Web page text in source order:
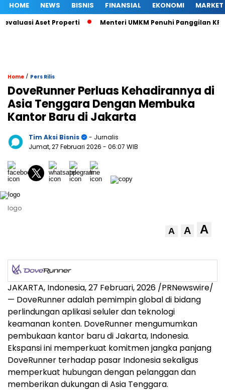
HOME NEWS BISNIS FINANSIAL EKONOMI MARKET
Aset Properti Menteri UMKM Penuhi Panggilan KPK
Home / Pers Rilis
DoveRunner Perluas Kehadirannya di
Asia Tenggara Dengan Membuka
Kantor Baru di Jakarta
Tim Aksi Bisnis
- Jurnalis
Jumat, 27 Februari 2026 - 06:07 WIB
logo
A A A
JAKARTA, Indonesia,27 Februari, 2026 /PRNewswire/
— DoveRunner adalah pemimpin global di bidang
perlindungan aplikasi seluler dan teknologi
keamanan konten. DoveRunner mengumumkan
pembukaan kantor baru di Jakarta, Indonesia.
Ekspansi ini memperkuat komitmen jangka panjang
DoveRunner terhadap pasar Indonesia sekaligus
memperkuat hubungan dengan pelanggan dan
memberikan dukungan di Asia Tenggara.